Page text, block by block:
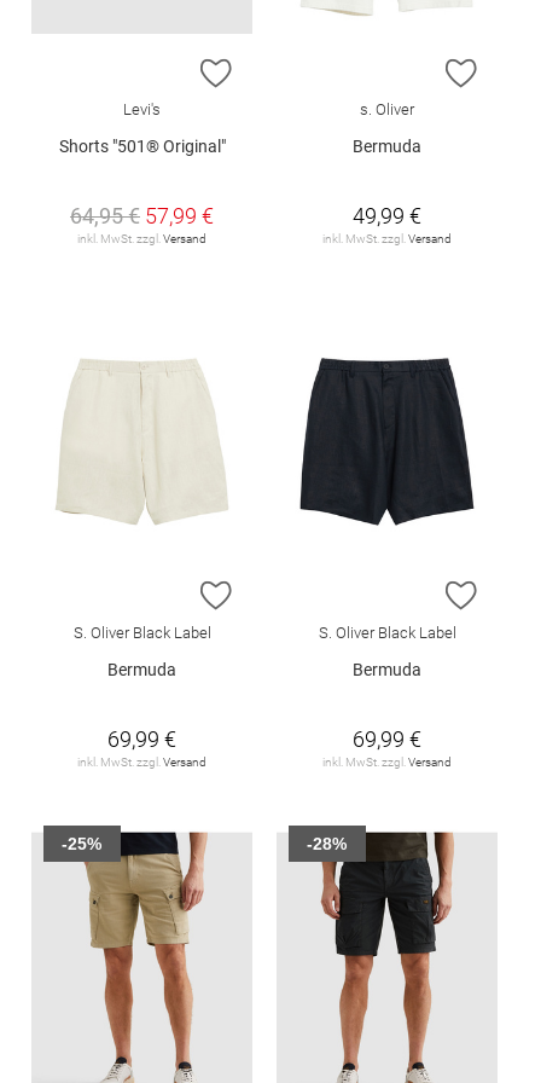
ZUR WUNSCHLISTE HINZUFÜGEN
Levi's
Shorts "501® Original"
64,95 € 57,99 €
inkl. MwSt. zzgl. Versand
ZUR
s. Oliver
Bermuda
49,99 €
inkl. MwSt. zzgl. Versand
ZUR WUNSCHLISTE HINZUFÜGEN
S. Oliver Black Label
Bermuda
69,99 €
inkl. MwSt. zzgl. Versand
ZUR
S. Oliver Black Label
Bermuda
69,99 €
inkl. MwSt. zzgl. Versand
-25% -28%